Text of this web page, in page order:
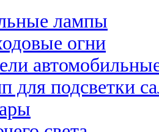
лампы
огни
для подсветки